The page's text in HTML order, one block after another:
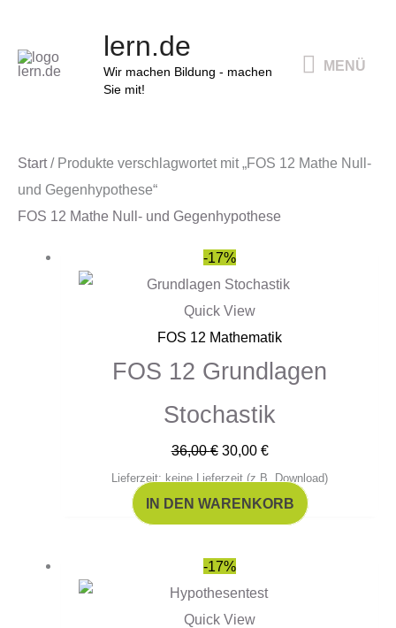
springen
lern.de
Wir machen Bildung - machen
Sie mit!
MENÜ
Start/ Produkte verschlagwortet mit „FOS 12 Mathe Null-
und Gegenhypothese“
FOS 12 Mathe Null- und Gegenhypothese
-17%
Quick View
FOS 12 Mathematik
FOS 12 Grundlagen
Stochastik
36,00€
Ursprünglicher
Preis
war:
36,00 €
30,00 €
Preis
30,00 €.
Lieferzeit: keine Lieferzeit (z.B. Download)
IN DEN WARENKORB
-17%
Quick View
Ursprünglicher
Preis
war:
Preis